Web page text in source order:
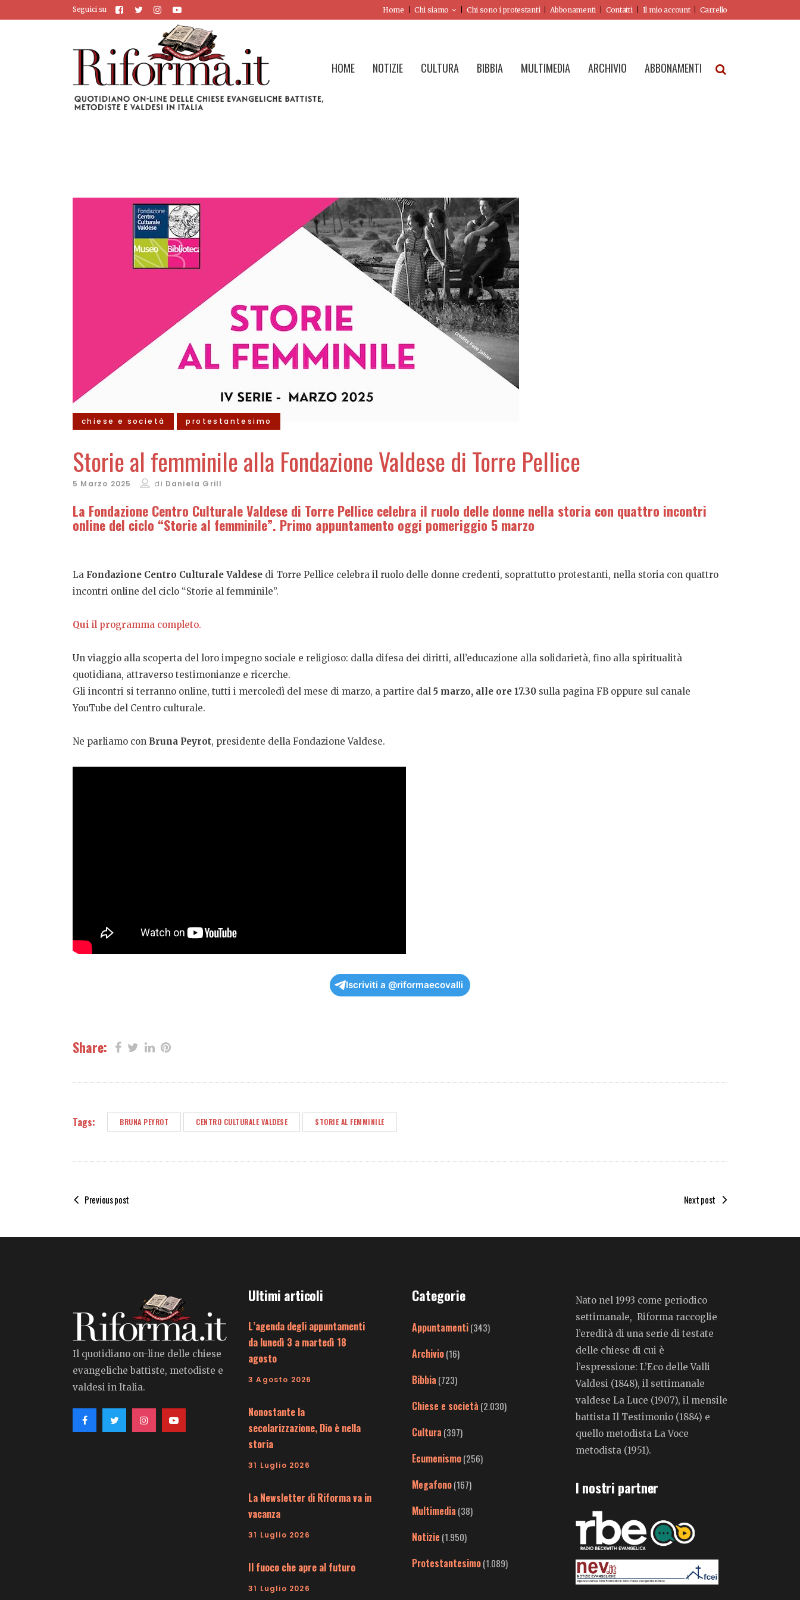
Seguici su Home Chi siamo Chi sono i protestanti Abbonamenti Contatti Il mio account Carrello
HOME NOTIZIE CULTURA BIBBIA MULTIMEDIA ARCHIVIO ABBONAMENTI
chiese e società protestantesimo
Storie al femminile alla Fondazione Valdese di Torre Pellice
5 Marzo 2025 di Daniela Grill
La Fondazione Centro Culturale Valdese di Torre Pellice celebra il ruolo delle donne nella storia con quattro incontri
online del ciclo “Storie al femminile”. Primo appuntamento oggi pomeriggio 5 marzo
La Fondazione Centro Culturale Valdese di Torre Pellice celebra il ruolo delle donne credenti, soprattutto protestanti, nella storia con quattro
incontri online del ciclo “Storie al femminile”.
Qui il programma completo.
Un viaggio alla scoperta del loro impegno sociale e religioso: dalla difesa dei diritti, all’educazione alla solidarietà, fino alla spiritualità
quotidiana, attraverso testimonianze e ricerche.
Gli incontri si terranno online, tutti i mercoledì del mese di marzo, a partire dal 5 marzo, alle ore 17.30 sulla pagina FB oppure sul canale
YouTube del Centro culturale.
Ne parliamo con Bruna Peyrot, presidente della Fondazione Valdese.
Iscriviti a @riformaecovalli
Share:
Tags: BRUNA PEYROT CENTRO CULTURALE VALDESE STORIE AL FEMMINILE
Previous post Next post
Il quotidiano on-line delle chiese
evangeliche battiste, metodiste e
valdesi in Italia.
Ultimi articoli
L’agenda degli appuntamenti
da lunedì 3 a martedì 18
agosto
3 Agosto 2026
Nonostante la
secolarizzazione, Dio è nella
storia
31 Luglio 2026
La Newsletter di Riforma va in
vacanza
31 Luglio 2026
Il fuoco che apre al futuro
31 Luglio 2026
Categorie
Appuntamenti(343)
Archivio(16)
Bibbia (723)
Chiese e società (2.030)
Cultura (397)
Ecumenismo(256)
Megafono(167)
Multimedia (38)
Notizie (1.950)
Protestantesimo(1.089)
Nato nel 1993 come periodico
settimanale, Riforma raccoglie
l’eredità di una serie di testate
delle chiese di cui è
l’espressione: L’Eco delle Valli
Valdesi (1848), il settimanale
valdese La Luce (1907), il mensile
battista Il Testimonio (1884) e
quello metodista La Voce
metodista (1951).
I nostri partner